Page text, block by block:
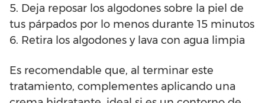
5. Deja reposar los algodones sobre la piel de
tus párpados por lo menos durante 15 minutos
6. Retira los algodones y lava con agua limpia
Es recomendable que, al terminar este
tratamiento, complementes aplicando una